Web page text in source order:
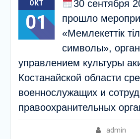
ОКТ
01
30 сентября
прошло
«Мемлекеттік
символы»,
управлением культуры
Костанайской области
военнослужащих и
правоохранительных
admin